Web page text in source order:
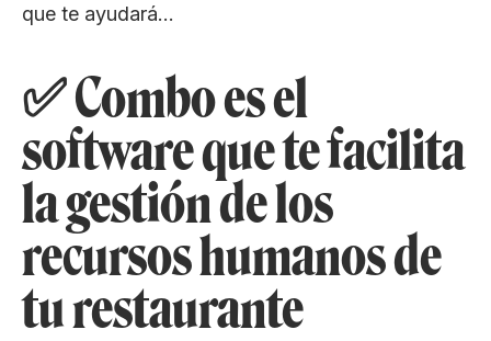
que te ayudará…
✅ Combo es el
software que te facilita
la gestión de los
recursos humanos de
tu restaurante